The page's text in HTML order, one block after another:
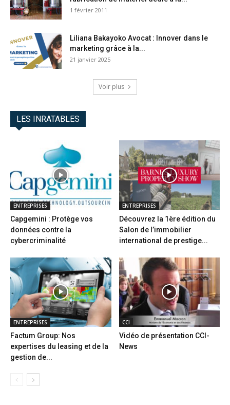
1 février 2011
Liliana Bakayoko Avocat : Innover dans le
marketing grâce à la...
21 janvier 2025
Voir plus
LES INRATABLES
ENTREPRISES
Capgemini : Protège vos
données contre la
cybercriminalité
ENTREPRISES
Découvrez la 1ère édition du
Salon de l’immobilier
international de prestige...
ENTREPRISES
Factum Group: Nos
expertises du leasing et de la
gestion de...
CCI
Vidéo de présentation CCI-
News